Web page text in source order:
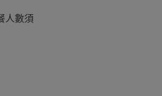
人數須